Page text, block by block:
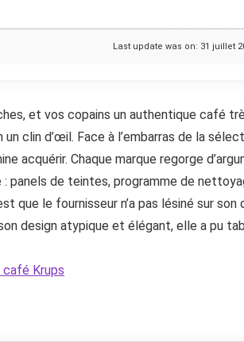
Last update was on: 31 juillet
et vos copains un authentique café
clin d’œil. Face à l’embarras de la
acquérir. Chaque marque regorge
panels de teintes, programme de
que le fournisseur n’a pas lésiné sur son
design atypique et élégant, elle a pu
café Krups